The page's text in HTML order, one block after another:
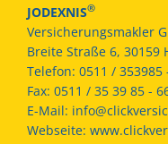
JODEXNIS®
Versicherungsmakler
Breite Straße 6, 30159
Telefon: 0511 / 353985
Fax: 0511 / 35 39 85 -
E-Mail:
Webseite: